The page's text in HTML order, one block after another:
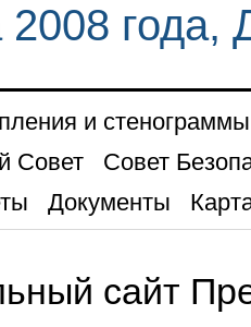
2008
и стенограммы
Совет
Совет
Документы
сайт